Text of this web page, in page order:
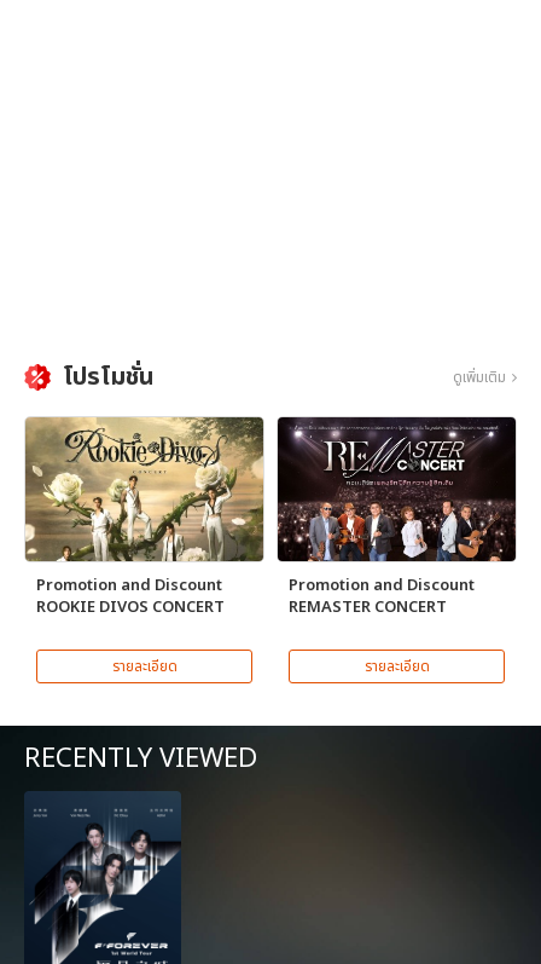
โปรโมชั่น ดูเพิ่มเติม
Promotion and Discount
ROOKIE DIVOS CONCERT
รายละเอียด
Promotion and Discount
REMASTER CONCERT
รายละเอียด
RECENTLY VIEWED